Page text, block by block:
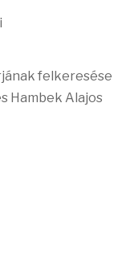
felkeresése
Hambek Alajos